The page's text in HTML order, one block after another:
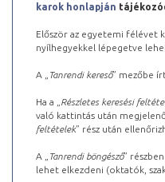
karok honlapján
Először az egyetemi félévet
nyílhegyekkel lépegetve
A „ Tanrendi kereső” mezőbe
Ha a „ Részletes keresési
való kattintás után
feltételek” rész után
A „ Tanrendi böngésző”
lehet elkezdeni (oktatók,